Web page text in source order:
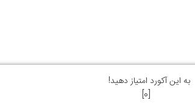
به این آکورد امتیاز دهید!
[
0
]